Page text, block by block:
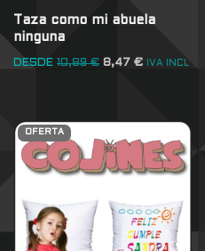
Taza como mi abuela
ninguna
DESDE 10,89€ 8,47 € IVA INCL
OFERTA